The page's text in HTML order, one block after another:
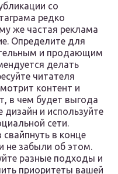
со
редко
же частая реклама
Определите для
и продающим
делать
читателя
контент и
в чем будет выгода
и используйте
сети.
в конце
не забыли об этом.
разные подходы и
приоритеты вашей